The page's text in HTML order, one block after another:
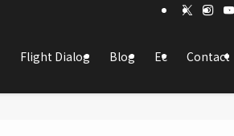
Flight Dialog Blog Ec Contact